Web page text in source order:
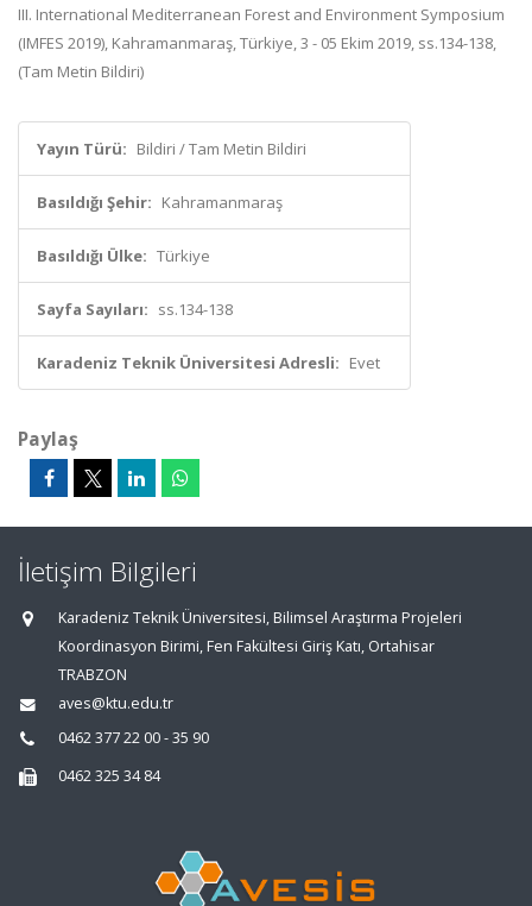
III. International Mediterranean Forest and Environment Symposium
(IMFES 2019), Kahramanmaraş, Türkiye, 3 - 05 Ekim 2019, ss.134-138,
(Tam Metin Bildiri)
Yayın Türü: Bildiri / Tam Metin Bildiri
Basıldığı Şehir: Kahramanmaraş
Basıldığı Ülke: Türkiye
Sayfa Sayıları: ss.134-138
Karadeniz Teknik Üniversitesi Adresli: Evet
Paylaş
İletişim Bilgileri
Karadeniz Teknik Üniversitesi, Bilimsel Araştırma Projeleri
Koordinasyon Birimi, Fen Fakültesi Giriş Katı, Ortahisar
TRABZON
aves@ktu.edu.tr
0462 377 22 00 - 35 90
0462 325 34 84